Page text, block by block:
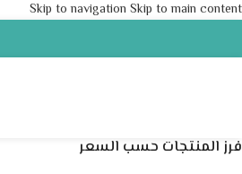
Skip to navigation Skip to main content
فرز المنتجات حسب السعر